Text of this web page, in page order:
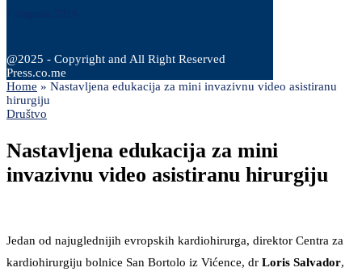
@2025 - Copyright and All Right Reserved
Press.co.me
Home » Nastavljena edukacija za mini invazivnu video asistiranu
hirurgiju
Društvo
Nastavljena edukacija za mini
invazivnu video asistiranu hirurgiju
Jedan od najuglednijih evropskih kardiohirurga, direktor Centra za
kardiohirurgiju bolnice San Bortolo iz Vićence, dr Loris Salvador,